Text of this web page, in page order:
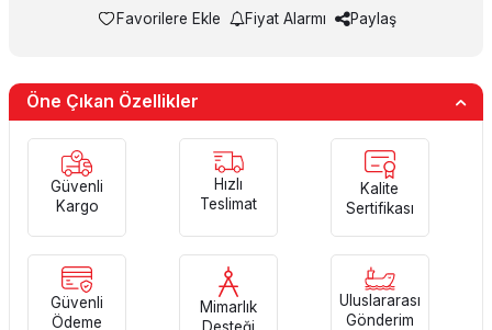
Favorilere Ekle Fiyat Alarmı Paylaş
Öne Çıkan Özellikler
Güvenli
Kargo
Hızlı
Teslimat
Kalite
Sertifikası
Güvenli
Ödeme
Mimarlık
Uluslararası
Gönderim